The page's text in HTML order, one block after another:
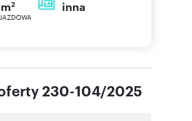
2 inna
230-104/2025